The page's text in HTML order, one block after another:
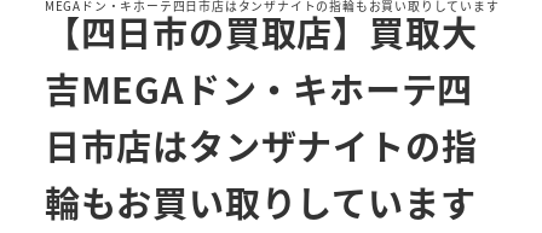
MEGAドン・キホーテ四日市店はタンザナイトの指輪もお買い取りしています
【四日市の買取店】買取大
吉MEGAドン・キホーテ四
日市店はタンザナイトの指
輪もお買い取りしています